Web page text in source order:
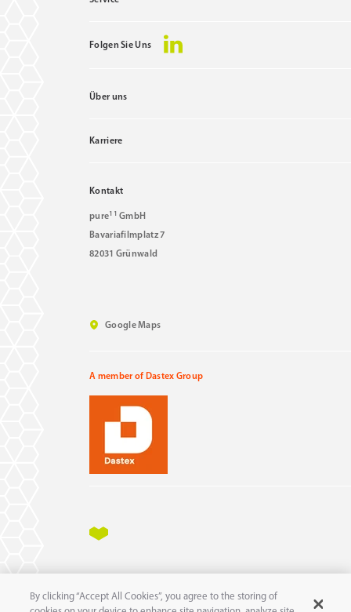
Folgen Sie Uns
Über uns
Karriere
Kontakt
pure11 GmbH
Bavariafilmplatz 7
82031 Grünwald
Google Maps
A member of Dastex Group
Impressum Datenschutz AEB
11
By clicking “Accept All Cookies”, you agree to the storing of